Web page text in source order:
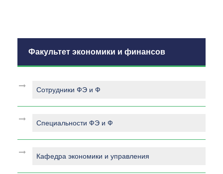
Факультет экономики и финансов
Сотрудники ФЭ и Ф
Специальности ФЭ и Ф
Кафедра экономики и управления